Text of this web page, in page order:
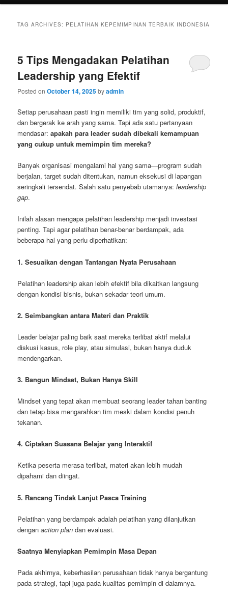
TAG ARCHIVES: PELATIHAN KEPEMIMPINAN TERBAIK INDONESIA
5 Tips Mengadakan Pelatihan
Leadership yang Efektif
Posted onOctober 14, 2025byadmin
Setiap perusahaan pasti ingin memiliki tim yang solid, produktif,
dan bergerak ke arah yang sama. Tapi ada satu pertanyaan
mendasar:apakah para leader sudah dibekali kemampuan
yang cukup untuk memimpin tim mereka?
Banyak organisasi mengalami hal yang sama—program sudah
berjalan, target sudah ditentukan, namun eksekusi di lapangan
seringkali tersendat. Salah satu penyebab utamanya:leadership
gap.
Inilah alasan mengapa pelatihan leadership menjadi investasi
penting. Tapi agar pelatihan benar-benar berdampak, ada
beberapa hal yang perlu diperhatikan:
1. Sesuaikan dengan Tantangan Nyata Perusahaan
Pelatihan leadership akan lebih efektif bila dikaitkan langsung
dengan kondisi bisnis, bukan sekadar teori umum.
2. Seimbangkan antara Materi dan Praktik
Leader belajar paling baik saat mereka terlibat aktif melalui
diskusi kasus, role play, atau simulasi, bukan hanya duduk
mendengarkan.
3. Bangun Mindset, Bukan Hanya Skill
Mindset yang tepat akan membuat seorang leader tahan banting
dan tetap bisa mengarahkan tim meski dalam kondisi penuh
tekanan.
4. Ciptakan Suasana Belajar yang Interaktif
Ketika peserta merasa terlibat, materi akan lebih mudah
dipahami dan diingat.
5. Rancang Tindak Lanjut Pasca Training
Pelatihan yang berdampak adalah pelatihan yang dilanjutkan
denganaction plan dan evaluasi.
Saatnya Menyiapkan Pemimpin Masa Depan
Pada akhirnya, keberhasilan perusahaan tidak hanya bergantung
pada strategi, tapi juga pada kualitas pemimpin di dalamnya.